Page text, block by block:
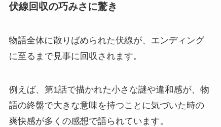
伏線回収の巧みさに驚き
物語全体に散りばめられた伏線が、エンディング
に至るまで見事に回収されます。
例えば、第1話で描かれた小さな謎や違和感が、物
語の終盤で大きな意味を持つことに気づいた時の
爽快感が多くの感想で語られています。